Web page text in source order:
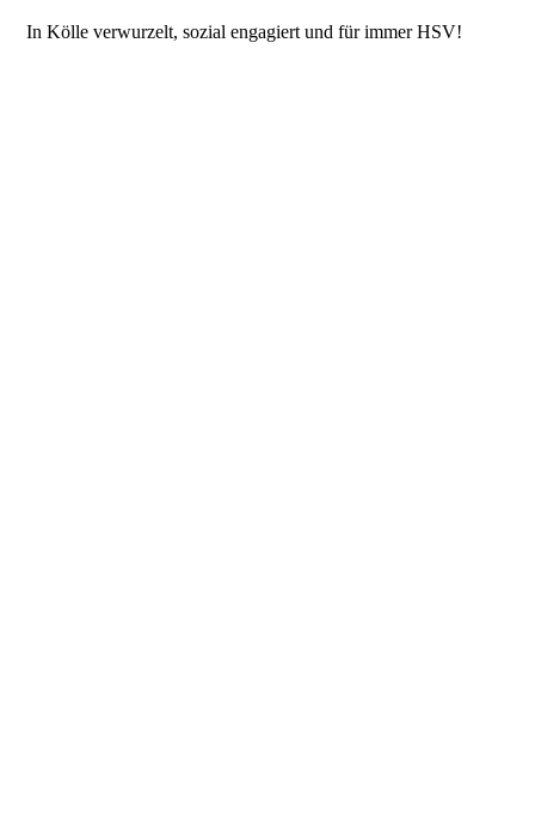
In Kölle verwurzelt, sozial engagiert und für immer HSV!